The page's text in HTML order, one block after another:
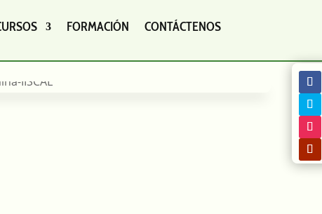
FORMACIÓN CONTÁCTENOS